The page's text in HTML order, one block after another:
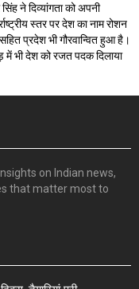
ने दिव्यांगता को अपनी
स्तर पर देश का नाम रोशन
प्रदेश भी गौरवान्वित हुआ है।
में भी देश को रजत पदक दिलाया
on Indian news,
that matter most to